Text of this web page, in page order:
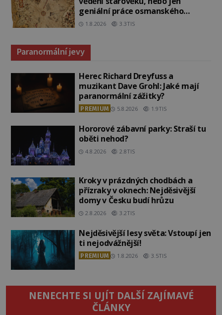
geniální práce osmanského
admirála?
1.8.2026 3.3TIS
Paranormální jevy
Herec Richard Dreyfuss a
muzikant Dave Grohl: Jaké mají
paranormální zážitky?
PREMIUM 5.8.2026 1.9TIS
Hororové zábavní parky: Straší tu
oběti nehod?
4.8.2026 2.8TIS
Kroky v prázdných chodbách a
přízraky v oknech: Nejděsivější
domy v Česku budí hrůzu
2.8.2026 3.2TIS
Nejděsivější lesy světa: Vstoupí jen
ti nejodvážnější!
PREMIUM 1.8.2026 3.5TIS
NENECHTE SI UJÍT DALŠÍ ZAJÍMAVÉ
ČLÁNKY